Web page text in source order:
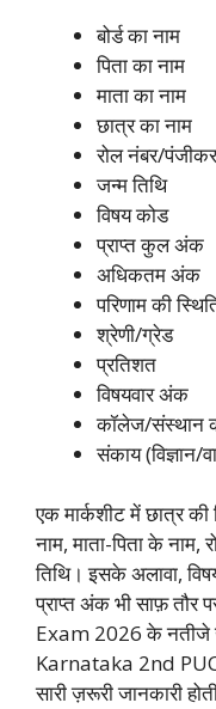
बोर्ड का नाम
पिता का नाम
माता का नाम
छात्र का नाम
रोल नंबर/
जन्म तिथि
विषय कोड
प्राप्त कुल अंक
अधिकतम अंक
परिणाम की
श्रेणी/ग्रेड
प्रतिशत
विषयवार अंक
कॉलेज/संस्थान
संकाय (विज्ञान/
एक मार्कशीट में छात्र
नाम, माता-पिता के
तिथि। इसके अलावा,
प्राप्त अंक भी साफ़ तौर
Exam 2026 के नतीजे
Karnataka 2nd
सारी ज़रूरी जानकारी